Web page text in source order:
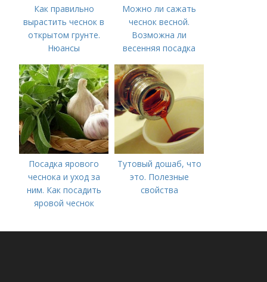
Как правильно
вырастить чеснок в
открытом грунте.
Нюансы
озимого чеснока
Можно ли сажать
чеснок весной.
Возможна ли
весенняя посадка
лучше делать
Посадка ярового
чеснока и уход за
ним. Как посадить
яровой чеснок
Тутовый дошаб, что
это. Полезные
свойства